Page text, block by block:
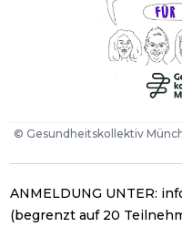
© Gesundheitskollektiv
ANMELDUNG UNTER:
(begrenzt auf 20